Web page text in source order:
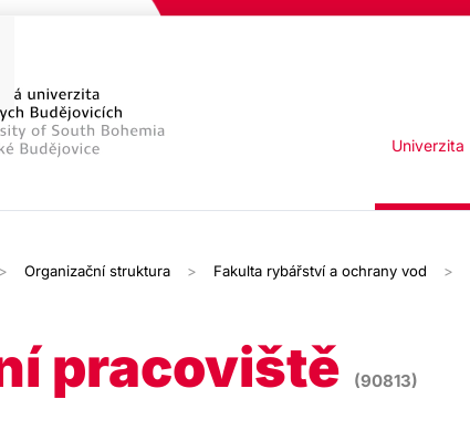
Univerzita
Organizační struktura Fakulta rybářství a ochrany vod
pracoviště (90813)